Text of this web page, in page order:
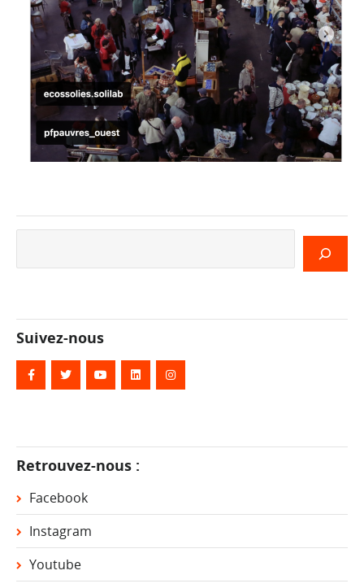
Suivez-nous
Retrouvez-nous :
Facebook
Instagram
Youtube